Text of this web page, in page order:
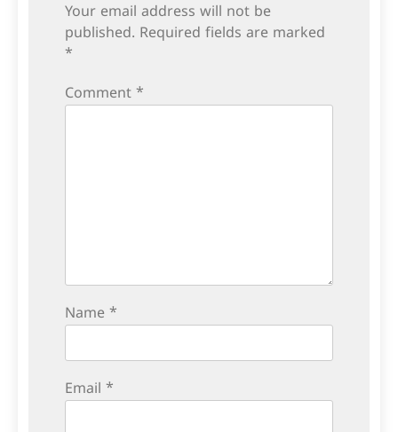
Your email address will not be
published. Required fields are marked
*
Comment *
Name *
Email *